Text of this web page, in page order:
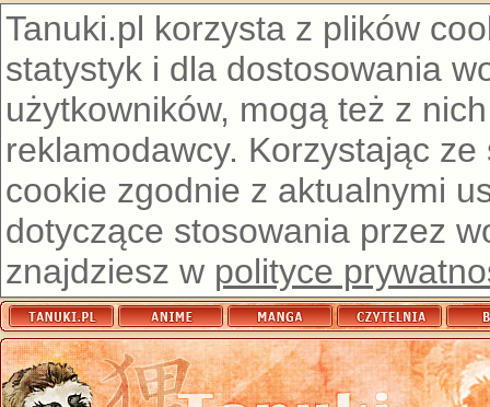
Tanuki.pl korzysta z plików
statystyk i dla dostosowania
użytkowników, mogą też z
reklamodawcy. Korzystając
cookie zgodnie z aktualnymi
dotyczące stosowania przez
znajdziesz w polityce